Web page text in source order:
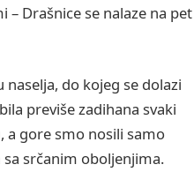
– Drašnice se nalaze na pet
do kojeg se dolazi
previše zadihana svaki
a gore smo nosili samo
srčanim oboljenjima.